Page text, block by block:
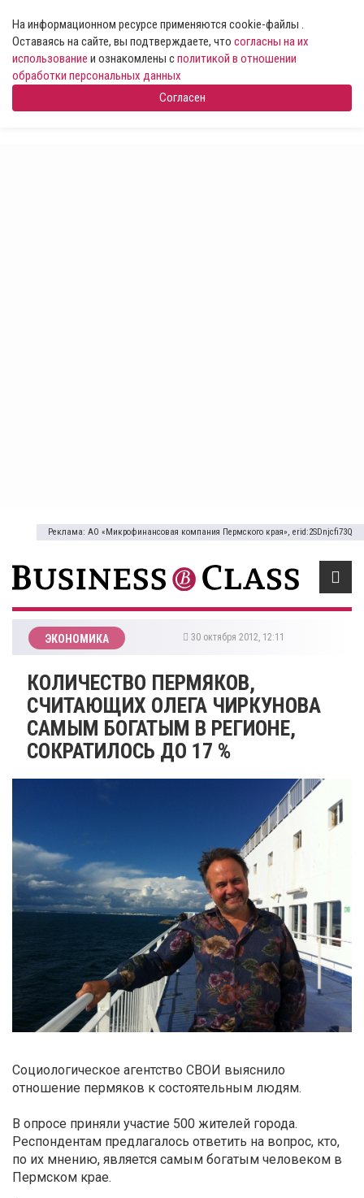
На информационном ресурсе применяются cookie-файлы .
Оставаясь на сайте, вы подтверждаете, что согласны на их
использование и ознакомлены сполитикой в отношении
обработки персональных данных
Согласен
Реклама: АО «Микрофинансовая компания Пермского края», erid:2SDnjcfi73Q
ЭКОНОМИКА 30 октября 2012, 12:11
КОЛИЧЕСТВО ПЕРМЯКОВ,
СЧИТАЮЩИХ ОЛЕГА ЧИРКУНОВА
САМЫМ БОГАТЫМ В РЕГИОНЕ,
СОКРАТИЛОСЬ ДО 17 %
Социологическое агентство СВОИ выяснило
отношение пермяков к состоятельным людям.
В опросе приняли участие 500 жителей города.
Респондентам предлагалось ответить на вопрос, кто,
по их мнению, является самым богатым человеком в
Пермском крае.